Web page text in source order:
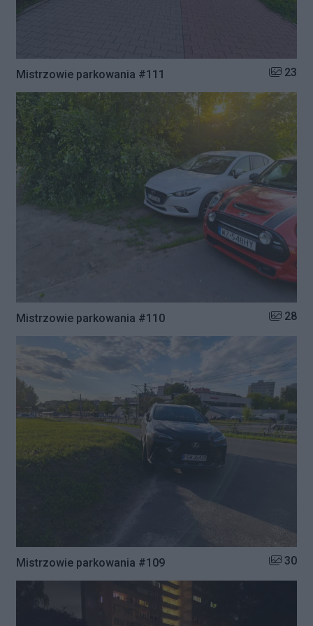
Mistrzowie parkowania #111 Liczba
23
Mistrzowie parkowania #110 Liczba
28
Mistrzowie parkowania #109 Liczba
30